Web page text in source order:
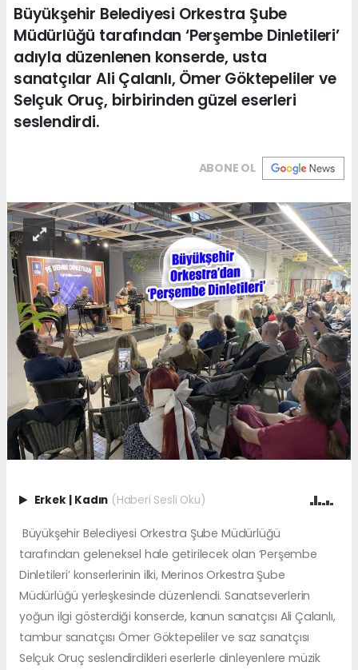
Büyükşehir Belediyesi Orkestra Şube
Müdürlüğü tarafından ‘Perşembe Dinletileri’
adıyla düzenlenen konserde, usta
sanatçılar Ali Çalanlı, Ömer Göktepeliler ve
Selçuk Oruç, birbirinden güzel eserleri
seslendirdi.
ABONE OL
Erkek | Kadın (Haberi Sesli Oku)
Büyükşehir Belediyesi Orkestra Şube Müdürlüğü
tarafından geleneksel hale getirilecek olan ‘Perşembe
Dinletileri’ konserlerinin ilki, Merinos Orkestra Şube
Müdürlüğü yerleşkesinde düzenlendi. Sanatseverlerin
yoğun ilgi gösterdiği konserde, kanun sanatçısı Ali Çalanlı,
tambur sanatçısı Ömer Göktepeliler ve saz sanatçısı
Selçuk Oruç seslendirdikleri eserlerle dinleyenlere müzik